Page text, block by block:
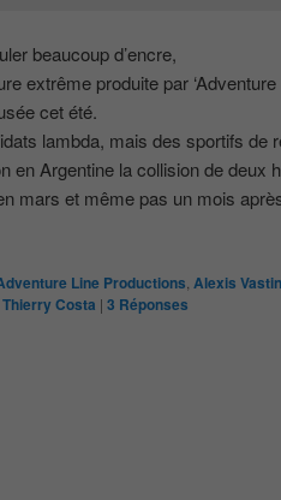
beaucoup d’encre,
extrême produite par
cet été.
lambda, mais des sportifs de
en Argentine la collision de deux
mars et même pas un mois
Line Productions Alexis
Thierry Costa | 3 Réponses